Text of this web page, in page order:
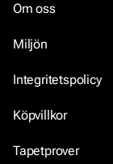
Om oss
Miljön
Integritetspolicy
Köpvillkor
Tapetprover